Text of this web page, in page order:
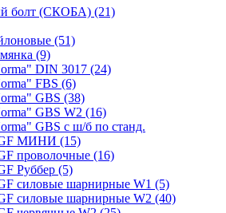
болт (СКОБА) (21)
(51)
(9)
DIN 3017 (24)
FBS (6)
GBS (38)
GBS W2 (16)
GBS с ш/б по станд.
МИНИ (15)
проволочные (16)
Руббер (5)
силовые шарнирные W1 (5)
силовые шарнирные W2 (40)